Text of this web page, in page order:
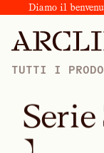
Diamo il
TUTTI I
Serie